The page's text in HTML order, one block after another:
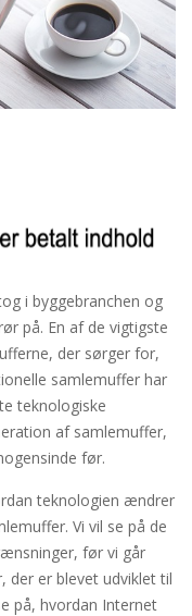
i byggebranchen og
på. En af de vigtigste
der sørger for,
samlemuffer har
teknologiske
af samlemuffer,
før.
teknologien ændrer
Vi vil se på de
før vi går
der er blevet udviklet til
på, hvordan Internet